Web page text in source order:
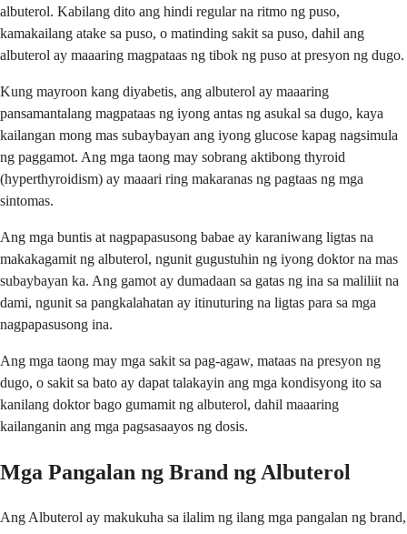
albuterol. Kabilang dito ang hindi regular na ritmo ng puso,
kamakailang atake sa puso, o matinding sakit sa puso, dahil ang
albuterol ay maaaring magpataas ng tibok ng puso at presyon ng dugo.
Kung mayroon kang diyabetis, ang albuterol ay maaaring
pansamantalang magpataas ng iyong antas ng asukal sa dugo, kaya
kailangan mong mas subaybayan ang iyong glucose kapag nagsimula
ng paggamot. Ang mga taong may sobrang aktibong thyroid
(hyperthyroidism) ay maaari ring makaranas ng pagtaas ng mga
sintomas.
Ang mga buntis at nagpapasusong babae ay karaniwang ligtas na
makakagamit ng albuterol, ngunit gugustuhin ng iyong doktor na mas
subaybayan ka. Ang gamot ay dumadaan sa gatas ng ina sa maliliit na
dami, ngunit sa pangkalahatan ay itinuturing na ligtas para sa mga
nagpapasusong ina.
Ang mga taong may mga sakit sa pag-agaw, mataas na presyon ng
dugo, o sakit sa bato ay dapat talakayin ang mga kondisyong ito sa
kanilang doktor bago gumamit ng albuterol, dahil maaaring
kailanganin ang mga pagsasaayos ng dosis.
Mga Pangalan ng Brand ng Albuterol
Ang Albuterol ay makukuha sa ilalim ng ilang mga pangalan ng brand,